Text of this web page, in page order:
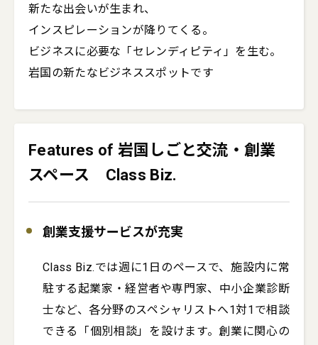
新たな出会いが生まれ、
インスピレーションが降りてくる。
ビジネスに必要な「セレンディピティ」を生む。
岩国の新たなビジネススポットです
Features of 岩国しごと交流・創業
スペース Class Biz.
創業支援サービスが充実
Class Biz.では週に1日のペースで、施設内に常
駐する起業家・経営者や専門家、中小企業診断
士など、各分野のスペシャリストへ1対1で相談
できる「個別相談」を設けます。創業に関心の